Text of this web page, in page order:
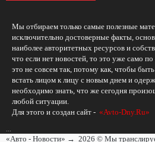
Мы отбираем только самые полезные
исключительно достоверные факты,
наиболее авторитетных ресурсов и
что если нет новостей, то это уже само
это не совсем так, потому как, чтобы
встать лицом к лицу с новым днем и
необходимо знать, что же сегодня
любой ситуации.
Для этого и создан сайт - «Avto-Dny.Ru»
«Авто - Новости» → 2026 © Мы